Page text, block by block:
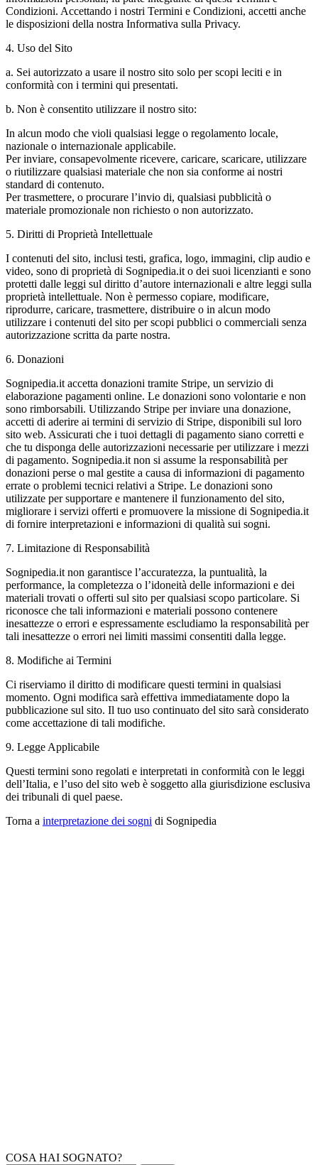
Condizioni. Accettando i nostri Termini e Condizioni, accetti anche
le disposizioni della nostra Informativa sulla Privacy.
4. Uso del Sito
a. Sei autorizzato a usare il nostro sito solo per scopi leciti e in
conformità con i termini qui presentati.
b. Non è consentito utilizzare il nostro sito:
In alcun modo che violi qualsiasi legge o regolamento locale,
nazionale o internazionale applicabile.
Per inviare, consapevolmente ricevere, caricare, scaricare, utilizzare
o riutilizzare qualsiasi materiale che non sia conforme ai nostri
standard di contenuto.
Per trasmettere, o procurare l’invio di, qualsiasi pubblicità o
materiale promozionale non richiesto o non autorizzato.
5. Diritti di Proprietà Intellettuale
I contenuti del sito, inclusi testi, grafica, logo, immagini, clip audio e
video, sono di proprietà di Sognipedia.it o dei suoi licenzianti e sono
protetti dalle leggi sul diritto d’autore internazionali e altre leggi sulla
proprietà intellettuale. Non è permesso copiare, modificare,
riprodurre, caricare, trasmettere, distribuire o in alcun modo
utilizzare i contenuti del sito per scopi pubblici o commerciali senza
autorizzazione scritta da parte nostra.
6. Donazioni
Sognipedia.it accetta donazioni tramite Stripe, un servizio di
elaborazione pagamenti online. Le donazioni sono volontarie e non
sono rimborsabili. Utilizzando Stripe per inviare una donazione,
accetti di aderire ai termini di servizio di Stripe, disponibili sul loro
sito web. Assicurati che i tuoi dettagli di pagamento siano corretti e
che tu disponga delle autorizzazioni necessarie per utilizzare i mezzi
di pagamento. Sognipedia.it non si assume la responsabilità per
donazioni perse o mal gestite a causa di informazioni di pagamento
errate o problemi tecnici relativi a Stripe. Le donazioni sono
utilizzate per supportare e mantenere il funzionamento del sito,
migliorare i servizi offerti e promuovere la missione di Sognipedia.it
di fornire interpretazioni e informazioni di qualità sui sogni.
7. Limitazione di Responsabilità
Sognipedia.it non garantisce l’accuratezza, la puntualità, la
performance, la completezza o l’idoneità delle informazioni e dei
materiali trovati o offerti sul sito per qualsiasi scopo particolare. Si
riconosce che tali informazioni e materiali possono contenere
inesattezze o errori e espressamente escludiamo la responsabilità per
tali inesattezze o errori nei limiti massimi consentiti dalla legge.
8. Modifiche ai Termini
Ci riserviamo il diritto di modificare questi termini in qualsiasi
momento. Ogni modifica sarà effettiva immediatamente dopo la
pubblicazione sul sito. Il tuo uso continuato del sito sarà considerato
come accettazione di tali modifiche.
9. Legge Applicabile
Questi termini sono regolati e interpretati in conformità con le leggi
dell’Italia, e l’uso del sito web è soggetto alla giurisdizione esclusiva
dei tribunali di quel paese.
Torna a interpretazione dei sogni di Sognipedia
COSA HAI SOGNATO?